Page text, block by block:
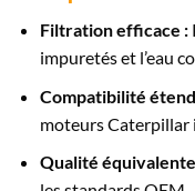
Filtration efficace :
impuretés et l’eau
Compatibilité
moteurs Caterpillar
Qualité équivalente